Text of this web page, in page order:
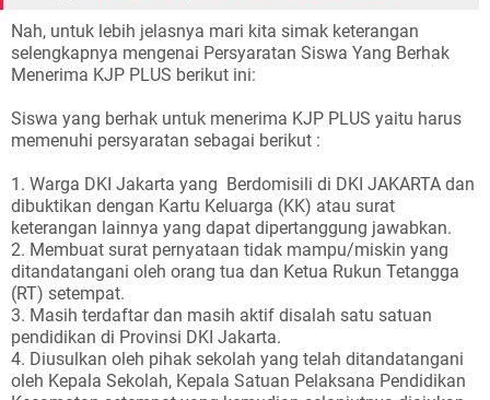
Nah, untuk lebih jelasnya mari kita simak keterangan
selengkapnya mengenai Persyaratan Siswa Yang Berhak
Menerima KJP PLUS berikut ini:
Siswa yang berhak untuk menerima KJP PLUS yaitu harus
memenuhi persyaratan sebagai berikut :
1. Warga DKI Jakarta yang Berdomisili di DKI JAKARTA dan
dibuktikan dengan Kartu Keluarga (KK) atau surat
keterangan lainnya yang dapat dipertanggung jawabkan.
2. Membuat surat pernyataan tidak mampu/miskin yang
ditandatangani oleh orang tua dan Ketua Rukun Tetangga
(RT) setempat.
3. Masih terdaftar dan masih aktif disalah satu satuan
pendidikan di Provinsi DKI Jakarta.
4. Diusulkan oleh pihak sekolah yang telah ditandatangani
oleh Kepala Sekolah, Kepala Satuan Pelaksana Pendidikan